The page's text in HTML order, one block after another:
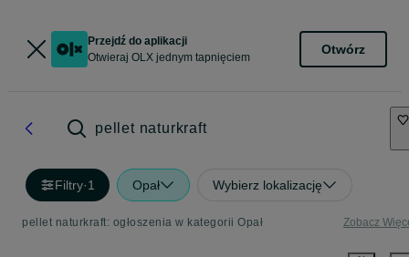
Przejdź do aplikacji
Otwieraj OLX jednym tapnięciem
Otwórz
pellet naturkraft
Filtry·1 Opał Wybierz lokalizację
pellet naturkraft: ogłoszenia w kategorii Opał Zobacz